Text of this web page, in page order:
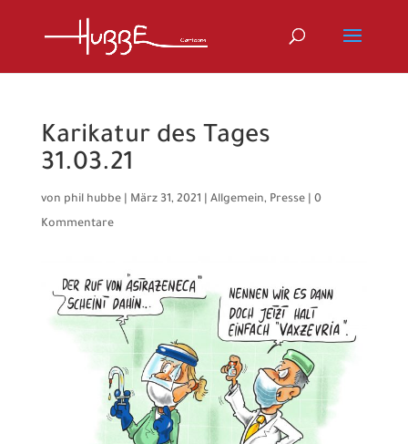
Karikatur des Tages
31.03.21
von phil hubbe| März 31, 2021 Allgemein, Presse| 0
Kommentare